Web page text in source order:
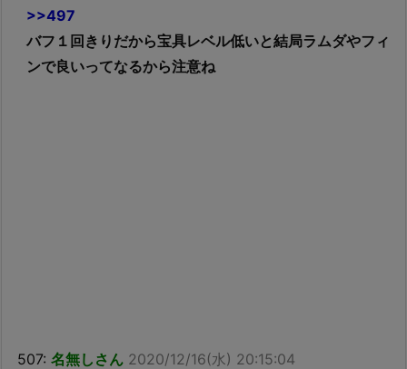
>>497
バフ１回きりだから宝具レベル低いと結局ラムダやフィ
ンで良いってなるから注意ね
507: 名無しさん 2020/12/16(水) 20:15:04